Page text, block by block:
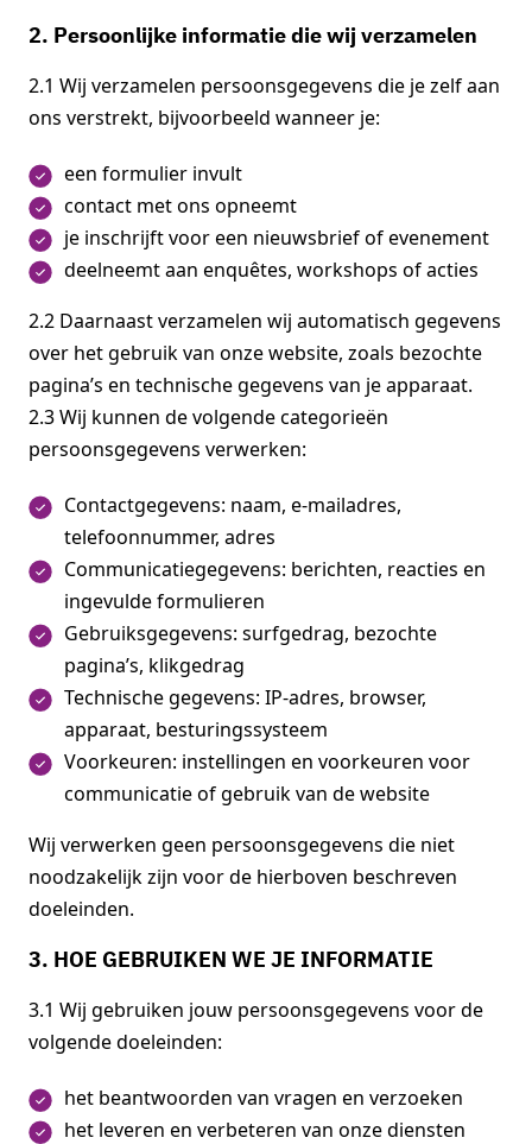
2. Persoonlijke informatie die wij verzamelen
2.1 Wij verzamelen persoonsgegevens die je zelf aan
ons verstrekt, bijvoorbeeld wanneer je:
een formulier invult
contact met ons opneemt
je inschrijft voor een nieuwsbrief of evenement
deelneemt aan enquêtes, workshops of acties
2.2 Daarnaast verzamelen wij automatisch gegevens
over het gebruik van onze website, zoals bezochte
pagina’s en technische gegevens van je apparaat.
2.3 Wij kunnen de volgende categorieën
persoonsgegevens verwerken:
Contactgegevens: naam, e-mailadres,
telefoonnummer, adres
Communicatiegegevens: berichten, reacties en
ingevulde formulieren
Gebruiksgegevens: surfgedrag, bezochte
pagina’s, klikgedrag
Technische gegevens: IP-adres, browser,
apparaat, besturingssysteem
Voorkeuren: instellingen en voorkeuren voor
communicatie of gebruik van de website
Wij verwerken geen persoonsgegevens die niet
noodzakelijk zijn voor de hierboven beschreven
doeleinden.
3. HOE GEBRUIKEN WE JE INFORMATIE
3.1 Wij gebruiken jouw persoonsgegevens voor de
volgende doeleinden:
het beantwoorden van vragen en verzoeken
het leveren en verbeteren van onze diensten